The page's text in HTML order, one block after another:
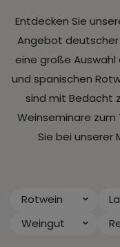
Entdecken Sie
Angebot deutscher
eine große Auswahl
und spanischen
sind mit Bedacht
Weinseminare zum
Sie bei unserer
Rotwein
Weingut